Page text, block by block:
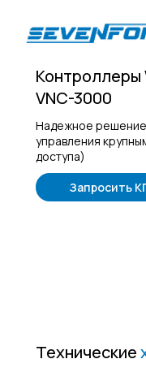
Контроллеры
VNC-3000
Надежное решение
управления
доступа)
Запросить
Технические